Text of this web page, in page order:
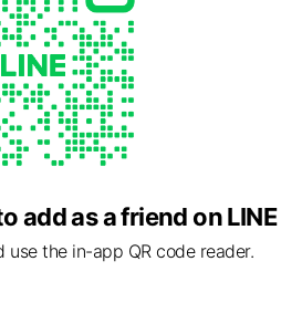
items
add as a friend on LINE
use the in-app QR code reader.